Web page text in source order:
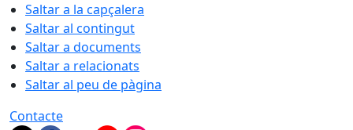
Saltar a la capçalera
Saltar al contingut
Saltar a documents
Saltar a relacionats
Saltar al peu de pàgina
Contacte